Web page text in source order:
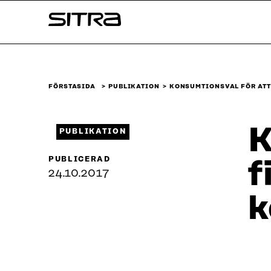
↓
Sitra
FÖRSTASIDA PUBLIKATION KONSUMTIONSVAL FÖR
PUBLIKATION
PUBLICERAD
24.10.2017